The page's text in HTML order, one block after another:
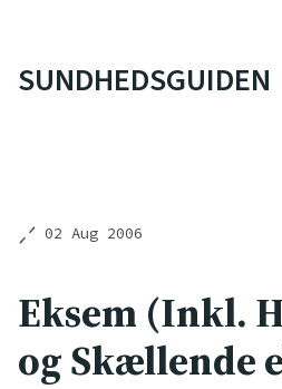
SUNDHEDSGUIDEN
02 Aug 2006
Eksem (Inkl.
og Skællende